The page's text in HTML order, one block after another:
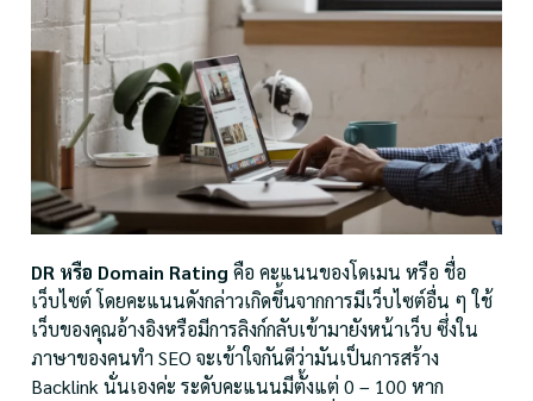
DR หรือ Domain Rating คือ คะแนนของโดเมน หรือ ชื่อ
เว็บไซต์ โดยคะแนนดังกล่าวเกิดขึ้นจากการมีเว็บไซต์อื่น ๆ ใช้
เว็บของคุณอ้างอิงหรือมีการลิงก์กลับเข้ามายังหน้าเว็บ ซึ่งใน
ภาษาของคนทำ SEO จะเข้าใจกันดีว่ามันเป็นการสร้าง
Backlink นั่นเองค่ะ ระดับคะแนนมีตั้งแต่ 0 – 100 หาก